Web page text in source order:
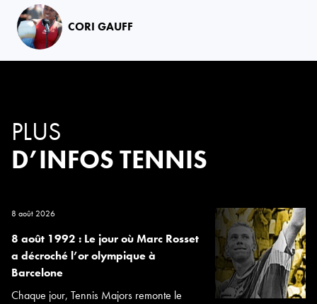
CORI GAUFF
PLUS
D’INFOS TENNIS
8 août 2026
8 août 1992 : Le jour où Marc Rosset
a décroché l’or olympique à
Barcelone
Chaque jour, Tennis Majors remonte le